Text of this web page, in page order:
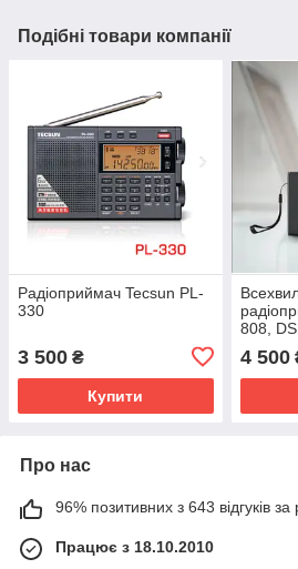
Подібні товари компанії
Радіоприймач Tecsun PL-
330
3 500 ₴
Купити
808,
108/
RDS Li-
4 500
Про нас
96% позитивних з 643 відгуків за
Працює з 18.10.2010